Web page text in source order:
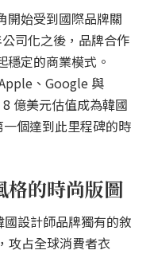
開始受到國際品牌關
司化之後，品牌合作
穩定的商業模式。
、Google 與
億美元估值成為韓國
個達到此里程碑的時
格的時尚版圖
設計師品牌獨有的敘
攻占全球消費者衣